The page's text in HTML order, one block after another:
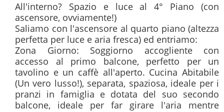
All'interno? Spazio e luce al 4° Piano (con
ascensore, ovviamente!)
Saliamo con l'ascensore al quarto piano (altezza
perfetta per luce e aria fresca) ed entriamo:
Zona Giorno: Soggiorno accogliente con
accesso al primo balcone, perfetto per un
tavolino e un caffè all'aperto. Cucina Abitabile
(Un vero lusso!), separata, spaziosa, ideale per i
pranzi in famiglia e dotata del suo secondo
balcone, ideale per far girare l'aria mentre